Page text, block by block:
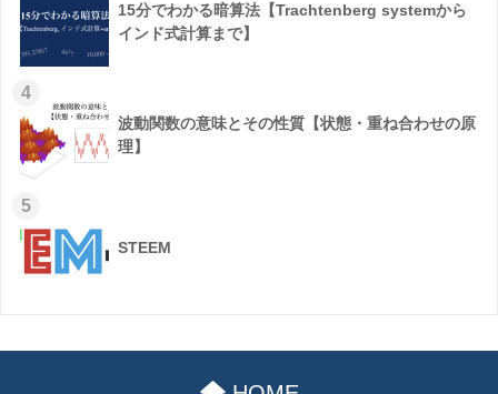
15分でわかる暗算法【Trachtenberg systemから
インド式計算まで】
4
波動関数の意味とその性質【状態・重ね合わせの原
理】
5
STEEM